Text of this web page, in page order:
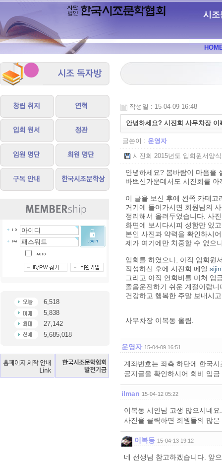
시조
6,518
5,838
27,142
5,685,018
작성일 : 15-04-09 16:48
안녕하세요? 시진회 사무차장
글쓴이 : 운영자
시진회 2015년도 입회원서양
안녕하세요? 봄바람이 마음을
바쁘신가운데서도 시진회를
이 글을 보신 후에 왼쪽 카테
거기에 들어가시면 회원님의
정리해서 올려두었습니다. 사
화면에 보시다시피 성함만 있
본인 사진과 약력을 확인하시
제가 여기에만 치중할 수 없으
입회를 하였으나, 아직 입회원
작성하신 후에 시진회 메일
그리고 아직 연회비를 미쳐 입
졸음운전하기 쉬운 계절이랍
건강하고 행복한 주말 보내시
사무차장 이복동 올림.
운영자 15-04-09 16:51
계좌번호는 좌측 하단에 한국
공지글을 확인하시어 회비 입
ilman 15-04-12 05:22
이복동 시인님 고생 많으시네
사진을 클릭하면 회원들의 많
이복동 15-04-13 19:12
네 선생님 참고하겠습니다. 앞